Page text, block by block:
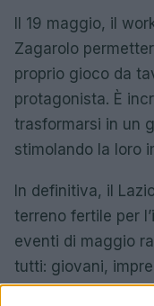
Il 19 maggio, il
Zagarolo
proprio gioco da
protagonista. È
trasformarsi in un
stimolando la loro
In definitiva, il
terreno fertile per
eventi di maggio
tutti: giovani,
momento da non